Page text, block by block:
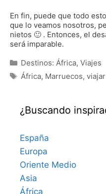
En fin, puede que todo
que lo veamos nosotros,
nietos 🙂 . Entonces, el
será imparable.
Categorías
Destinos: África, Viajes
Etiquetas
África, Marruecos, viajar
¿Buscando
España
Europa
Oriente Medio
Asia
África